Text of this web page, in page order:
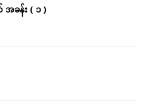
ခန်း ( ၁ )